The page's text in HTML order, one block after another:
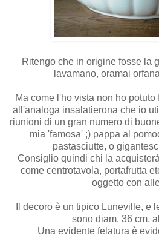
Ritengo che in origine fosse la
lavamano, oramai
Ma come l'ho vista non ho
all'analoga insalatierona che io
riunioni di un gran numero di
mia 'famosa' ;) pappa al
pastasciutte, o
Consiglio quindi chi la
come centrotavola, portafrutta
oggetto con
Il decoro è un tipico Luneville, e
sono diam. 36 cm,
Una evidente felatura è